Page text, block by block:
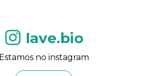
lave.bio
Estamos no instagram